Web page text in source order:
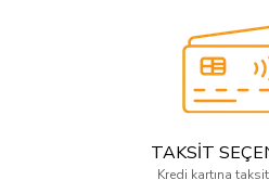
TAKSİT
Kredi kartına